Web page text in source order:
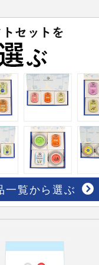
一覧から選ぶ